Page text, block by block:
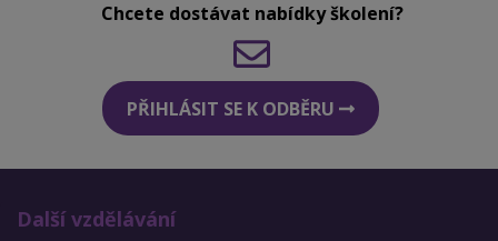
Chcete dostávat nabídky školení?
PŘIHLÁSIT SE K ODBĚRU
Další vzdělávání